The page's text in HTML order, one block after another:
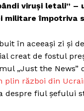
viruși letali” –
militare împotriva
în aceeași zi și de
creat de fostul
„Just the News”
plin război din
despre fiul șefului